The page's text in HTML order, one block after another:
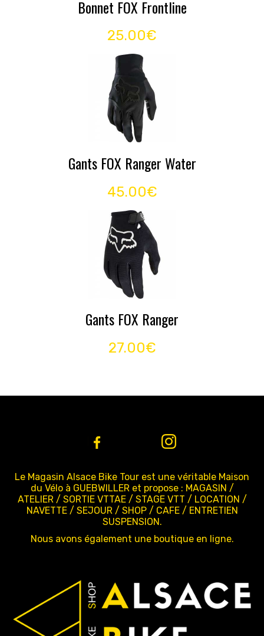
Bonnet FOX Frontline
25.00€
Gants FOX Ranger Water
45.00€
Gants FOX Ranger
27.00€
Le Magasin Alsace Bike Tour est une véritable Maison
du Vélo à GUEBWILLER et propose : MAGASIN /
ATELIER / SORTIE VTTAE / STAGE VTT / LOCATION /
NAVETTE / SEJOUR / SHOP / CAFE / ENTRETIEN
SUSPENSION.
Nous avons également une boutique en ligne.